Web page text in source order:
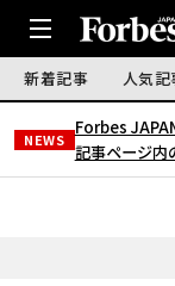
新着記事 人気記
NEWS
Forbes
記事ページ内